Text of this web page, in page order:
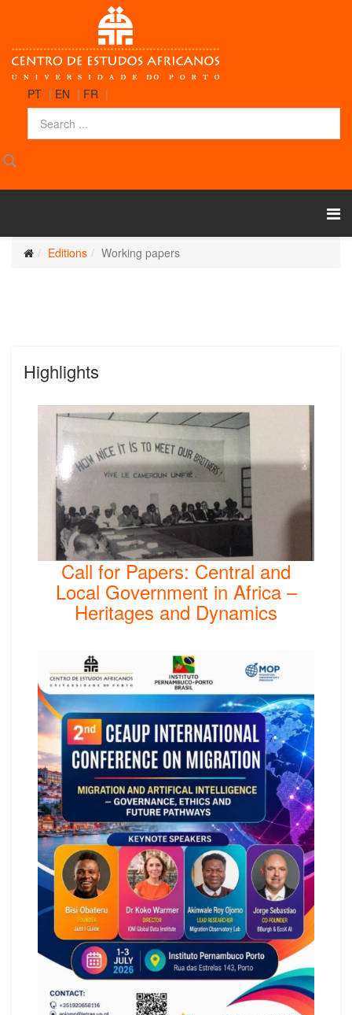
PT | EN | FR |
Editions Working papers
Highlights
Call for Papers: Central and
Local Government in Africa –
Heritages and Dynamics